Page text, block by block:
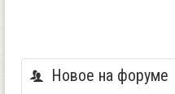
Новое на форуме